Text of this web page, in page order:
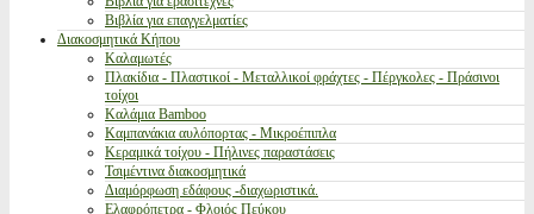
Βιβλία για επαγγελματίες
Διακοσμητικά Κήπου
Καλαμωτές
Πλακίδια - Πλαστικοί - Μεταλλικοί φράχτες - Πέργκολες - Πράσινοι
τοίχοι
Καλάμια Bamboo
Καμπανάκια αυλόπορτας - Μικροέπιπλα
Κεραμικά τοίχου - Πήλινες παραστάσεις
Τσιμέντινα διακοσμητικά
Διαμόρφωση εδάφους -διαχωριστικά.
Ελαφρόπετρα - Φλοιός Πεύκου